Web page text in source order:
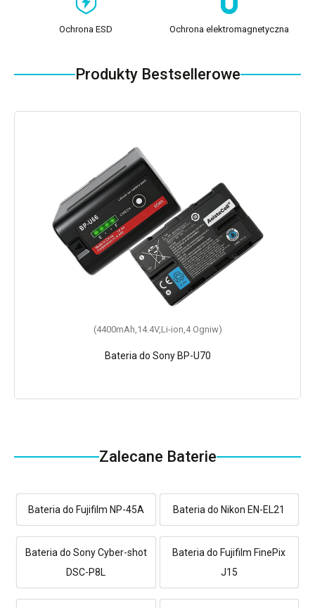
Ochrona ESD Ochrona elektromagnetyczna
Produkty Bestsellerowe
(4400mAh,14.4V,Li-ion,4 Ogniw)
Bateria do Sony BP-U70
Zalecane Baterie
Bateria do Fujifilm NP-45A Bateria do Nikon EN-EL21
Bateria do Sony Cyber-shot
DSC-P8L
Bateria do Fujifilm FinePix
J15